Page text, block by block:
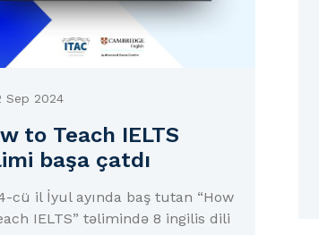
Sep 2024
to Teach IELTS
başa çatdı
cü il İyul ayında baş tutan “How
IELTS” təlimində 8 ingilis dili